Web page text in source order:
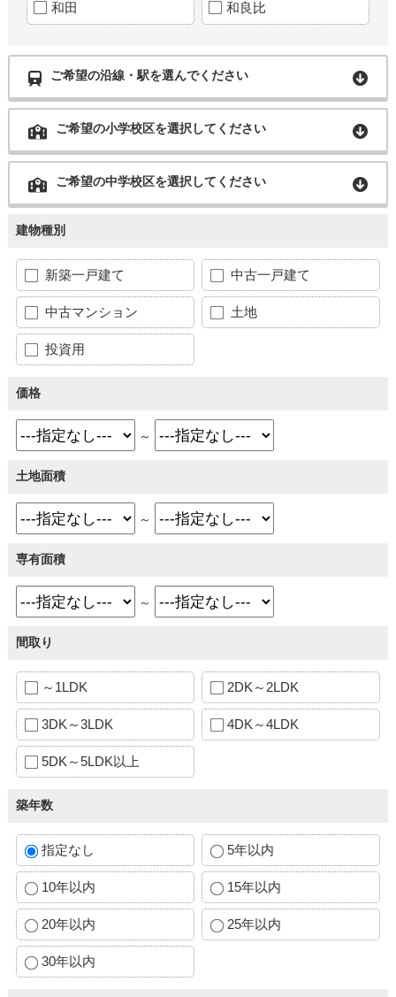
和田 和良比
ご希望の沿線・駅を選んでください
ご希望の小学校区を選択してください
ご希望の中学校区を選択してください
建物種別
新築一戸建て 中古一戸建て
中古マンション 土地
投資用
価格
～
土地面積
～
専有面積
～
間取り
～1LDK 2DK～2LDK
3DK～3LDK 4DK～4LDK
5DK～5LDK以上
築年数
指定なし 5年以内
10年以内 15年以内
20年以内 25年以内
30年以内